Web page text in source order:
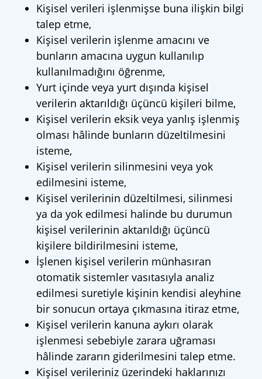
Kişisel verileri işlenmişse buna ilişkin bilgi
talep etme,
Kişisel verilerin işlenme amacını ve
bunların amacına uygun kullanılıp
kullanılmadığını öğrenme,
Yurt içinde veya yurt dışında kişisel
verilerin aktarıldığı üçüncü kişileri bilme,
Kişisel verilerin eksik veya yanlış işlenmiş
olması hâlinde bunların düzeltilmesini
isteme,
Kişisel verilerin silinmesini veya yok
edilmesini isteme,
Kişisel verilerinin düzeltilmesi, silinmesi
ya da yok edilmesi halinde bu durumun
kişisel verilerinin aktarıldığı üçüncü
kişilere bildirilmesini isteme,
İşlenen kişisel verilerin münhasıran
otomatik sistemler vasıtasıyla analiz
edilmesi suretiyle kişinin kendisi aleyhine
bir sonucun ortaya çıkmasına itiraz etme,
Kişisel verilerin kanuna aykırı olarak
işlenmesi sebebiyle zarara uğraması
hâlinde zararın giderilmesini talep etme.
Kişisel verileriniz üzerindeki haklarınızı